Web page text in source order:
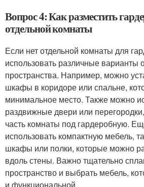
Вопрос 4: Как разместить
отдельной комнаты
Если нет отдельной комнаты для
использовать различные варианты
пространства. Например, можно
шкафы в коридоре или спальне,
минимальное место. Также можно
раздвижные двери или
часть комнаты под гардеробную.
использовать компактную мебель,
шкафы или полки, которые можно
вдоль стены. Важно тщательно
пространство и выбрать мебель,